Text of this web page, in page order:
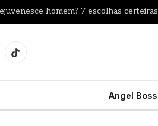
homem? 7 escolhas certeiras
TikTok
Angel Boss